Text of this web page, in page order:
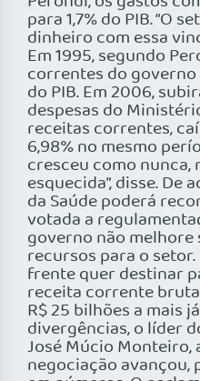
para 1,7% do PIB. “O
dinheiro com essa
Em 1995, segundo
correntes do governo
do PIB. Em 2006,
despesas do
receitas correntes,
6,98% no mesmo
cresceu como nunca,
esquecida”, disse. De
da Saúde poderá
votada a
governo não
recursos para o
frente quer destinar
receita corrente
R$ 25 bilhões a mais
divergências, o líder
José Múcio Monteiro,
negociação avançou,